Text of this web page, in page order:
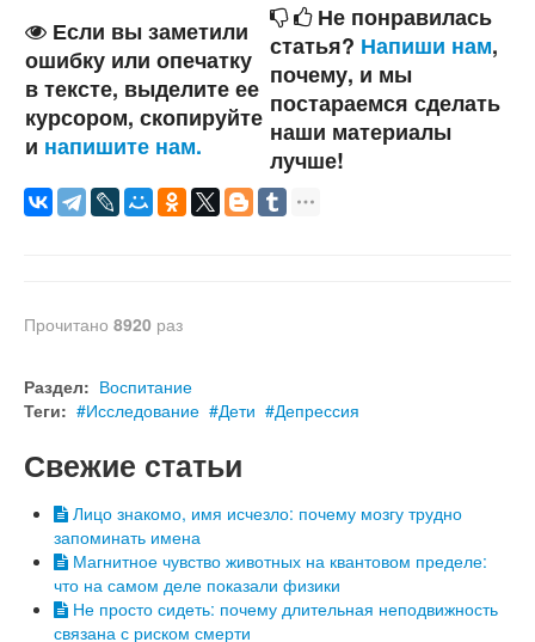
Если вы заметили
ошибку или опечатку
в тексте, выделите ее
курсором, скопируйте
и напишите нам.
Не понравилась
статья? Напиши нам,
почему, и мы
постараемся сделать
наши материалы
лучше!
Прочитано 8920 раз
Раздел: Воспитание
Теги:
Исследование Дети Депрессия
Свежие статьи
Лицо знакомо, имя исчезло: почему мозгу трудно
запоминать имена
Магнитное чувство животных на квантовом пределе:
что на самом деле показали физики
Не просто сидеть: почему длительная неподвижность
связана с риском смерти